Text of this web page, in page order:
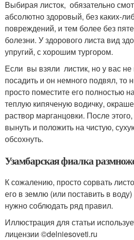
Выбирая листок, обязательно
абсолютно здоровый, без каких-
повреждений, и тем более без
болезни. У здорового листа вид
упругий, с хорошим тургором.
Если вы взяли листик, но у вас не
посадить и он немного подвял, то
просто поместите его полностью
теплую кипяченую водичку,
раствор марганцовки. После
вынуть и положить на чистую,
обсохнуть.
Узамбарская фиалка
К сожалению, просто сорвать
его в землю (или поставить в
нужно соблюдать ряд правил.
Иллюстрация для статьи
лицензии ©delniesoveti.ru